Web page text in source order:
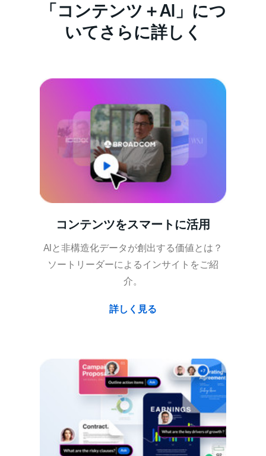
「コンテンツ＋AI」につ
いてさらに詳しく
コンテンツをスマートに活用
AIと非構造化データが創出する価値とは？
ソートリーダーによるインサイトをご紹
介。
詳しく見る